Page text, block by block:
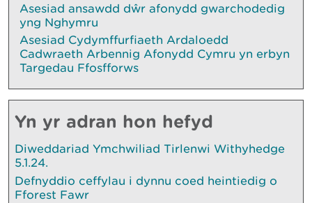
Asesiad ansawdd dŵr afonydd gwarchodedig
yng Nghymru
Asesiad Cydymffurfiaeth Ardaloedd
Cadwraeth Arbennig Afonydd Cymru yn erbyn
Targedau Ffosfforws
Yn yr adran hon hefyd
Diweddariad Ymchwiliad Tirlenwi Withyhedge
5.1.24.
Defnyddio ceffylau i dynnu coed heintiedig o
Fforest Fawr